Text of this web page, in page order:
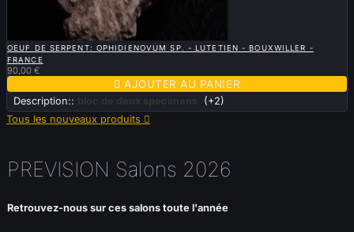
APERÇU RAPIDE
OEUF DE SERPENT: OPHIDIENOVUM SP. - LUTETIEN - BOUXWILLER -
FRANCE
90,00 €
 AJOUTER AU PANIER
Description:: bloc de deux specimens
(+2)
Tous les nouveaux produits 
PREVISION Salons 2026
Retrouvez-nous sur ces salons toute l'année